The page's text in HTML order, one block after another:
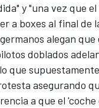
y "una vez que
a boxes al final de
alegan
doblados
que
asegurando
a que el